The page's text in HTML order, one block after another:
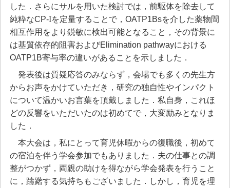
した．さらにサルを用いた検討では，前駆体を除去して
純粋なCP-Iを定量することで，OATP1Bsを介した薬物間
相互作用をより鋭敏に検出可能となること，その背景に
は基質依存的阻害およびElimination pathwayにおける
OATP1B寄与率の違いがあることを示しました．
発表後は質疑応答のみならず，会場でも多くの先生方
からお声をかけていただき，研究の独自性やインパクト
について温かいお言葉を頂戴しました．私自身，これほ
どの反響をいただいたのは初めてで，大変励みとなりま
した．
本大会は，私にとって育児休暇からの復職後，初めて
の宿泊を伴う学会参加でもありました．夫の仕事との調
整がつかず，両親の助けを得ながら学会発表を行うこと
に，躊躇する気持ちもございました．しかし，育児を理